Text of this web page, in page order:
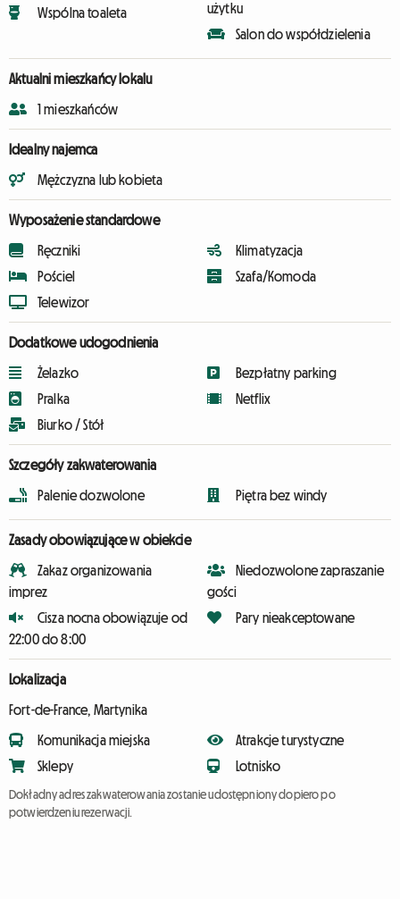
Wspólna toaleta
użytku
Salon do współdzielenia
Aktualni mieszkańcy lokalu
1 mieszkańców
Idealny najemca
Mężczyzna lub kobieta
Wyposażenie standardowe
Ręczniki
Pościel
Telewizor
Klimatyzacja
Szafa/Komoda
Dodatkowe udogodnienia
Żelazko
Pralka
Biurko / Stół
Bezpłatny parking
Netflix
Szczegóły zakwaterowania
Palenie dozwolone Piętra bez windy
Zasady obowiązujące w obiekcie
Zakaz organizowania
imprez
Cisza nocna obowiązuje od
22:00 do 8:00
Niedozwolone zapraszanie
gości
Pary nieakceptowane
Lokalizacja
Fort-de-France, Martynika
Komunikacja miejska
Sklepy
Atrakcje turystyczne
Lotnisko
Dokładny adres zakwaterowania zostanie udostępniony dopiero po
potwierdzeniu rezerwacji.